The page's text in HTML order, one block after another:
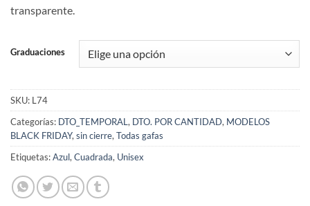
transparente.
Graduaciones
SKU: L74
Categorías: DTO_TEMPORAL , DTO. POR CANTIDAD, MODELOS
BLACK FRIDAY, sin cierre, Todas gafas
Etiquetas:Azul, Cuadrada, Unisex